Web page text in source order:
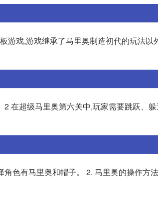
游戏,游戏继承了马里奥制造初代的玩法以
在超级马里奥第六关中,玩家需要跳跃、
色有马里奥和帽子。 2. 马里奥的操作方